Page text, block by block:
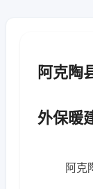
阿克陶
外保暖
阿克